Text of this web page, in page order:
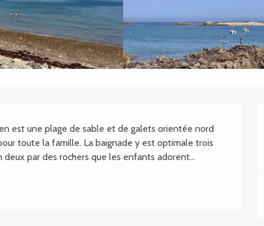
est une plage de sable et de galets orientée nord
toute la famille. La baignade y est optimale trois
par des rochers que les enfants adorent...